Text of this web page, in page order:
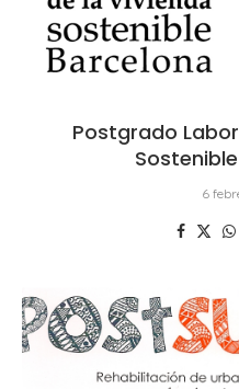
Postgrado
Sostenible
6